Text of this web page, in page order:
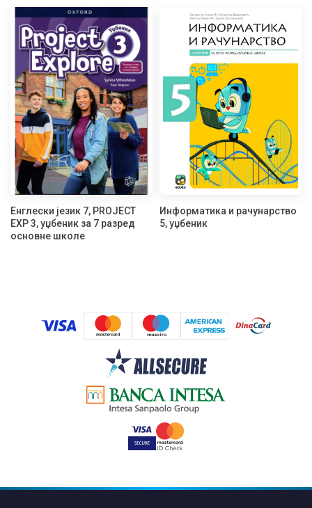
Енглески језик 7, PROJECT
EXP 3, уџбеник за 7 разред
основне школе
Информатика и рачунарство
5, уџбеник